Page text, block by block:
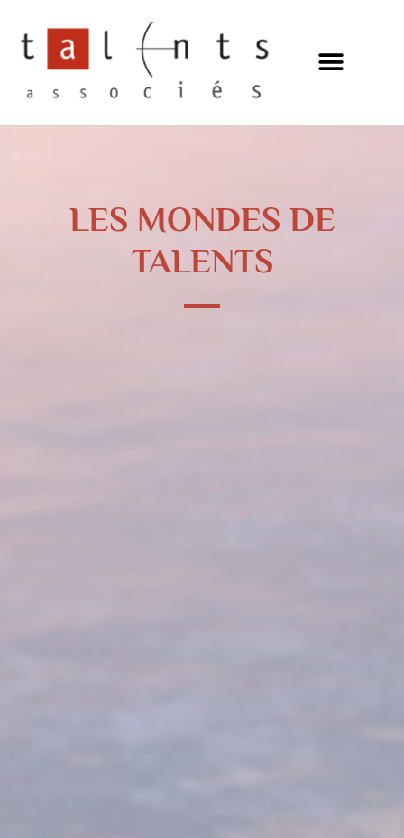
contenu
LES MONDES DE
TALENTS